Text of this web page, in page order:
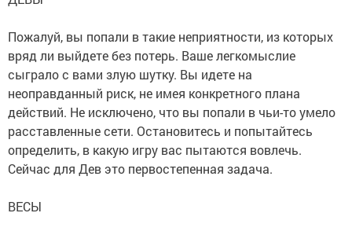
Пожалуй, вы попали в такие неприятности, из которых
вряд ли выйдете без потерь. Ваше легкомыслие
сыграло с вами злую шутку. Вы идете на
неоправданный риск, не имея конкретного плана
действий. Не исключено, что вы попали в чьи-то умело
расставленные сети. Остановитесь и попытайтесь
определить, в какую игру вас пытаются вовлечь.
Сейчас для Дев это первостепенная задача.
ВЕСЫ